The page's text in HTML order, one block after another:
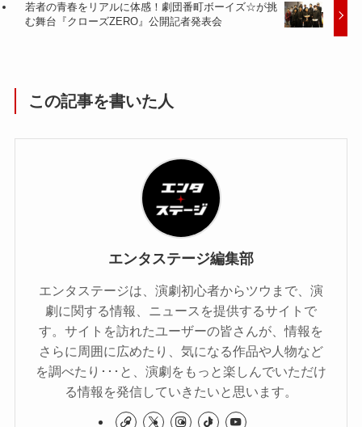
若者の青春をリアルに体感！劇団番町ボーイズ☆が挑
む舞台『クローズZERO』公開記者発表会
この記事を書いた人
エンタステージ編集部
エンタステージは、演劇初心者からツウまで、演
劇に関する情報、ニュースを提供するサイトで
す。サイトを訪れたユーザーの皆さんが、情報を
さらに周囲に広めたり、気になる作品や人物など
を調べたり･･･と、演劇をもっと楽しんでいただけ
る情報を発信していきたいと思います。